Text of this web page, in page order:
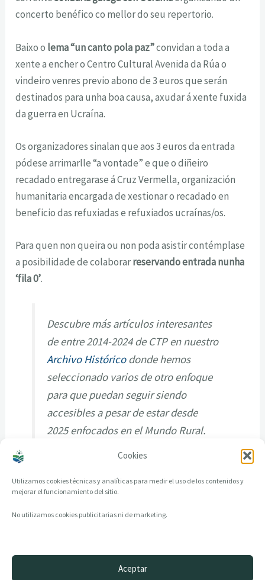
Cookies
Utilizamos cookies técnicas y analíticas para medir el uso de los contenidos y
mejorar el funcionamiento del sitio.
No utilizamos cookies publicitarias ni de marketing.
Aceptar
concerto benéfico co mellor do seu repertorio.
Baixo o lema “un canto pola paz”convidan a toda a
xente a encher o Centro Cultural Avenida da Rúa o
vindeiro venres previo abono de 3 euros que serán
destinados para unha boa causa, axudar á xente fuxida
da guerra en Ucraína.
Os organizadores sinalan que aos 3 euros da entrada
pódese arrimarlle “a vontade” e que o diñeiro
recadado entregarase á Cruz Vermella, organización
humanitaria encargada de xestionar o recadado en
beneficio das refuxiadas e refuxiados ucraínas/os.
Para quen non queira ou non poda asistir contémplase
a posibilidade de colaborarreservando entrada nunha
‘fila 0’.
Descubre más artículos interesantes
de entre 2014-2024 de CTP en nuestro
Archivo Históricodonde hemos
seleccionado varios de otro enfoque
para que puedan seguir siendo
accesibles a pesar de estar desde
2025 enfocados en el Mundo Rural.